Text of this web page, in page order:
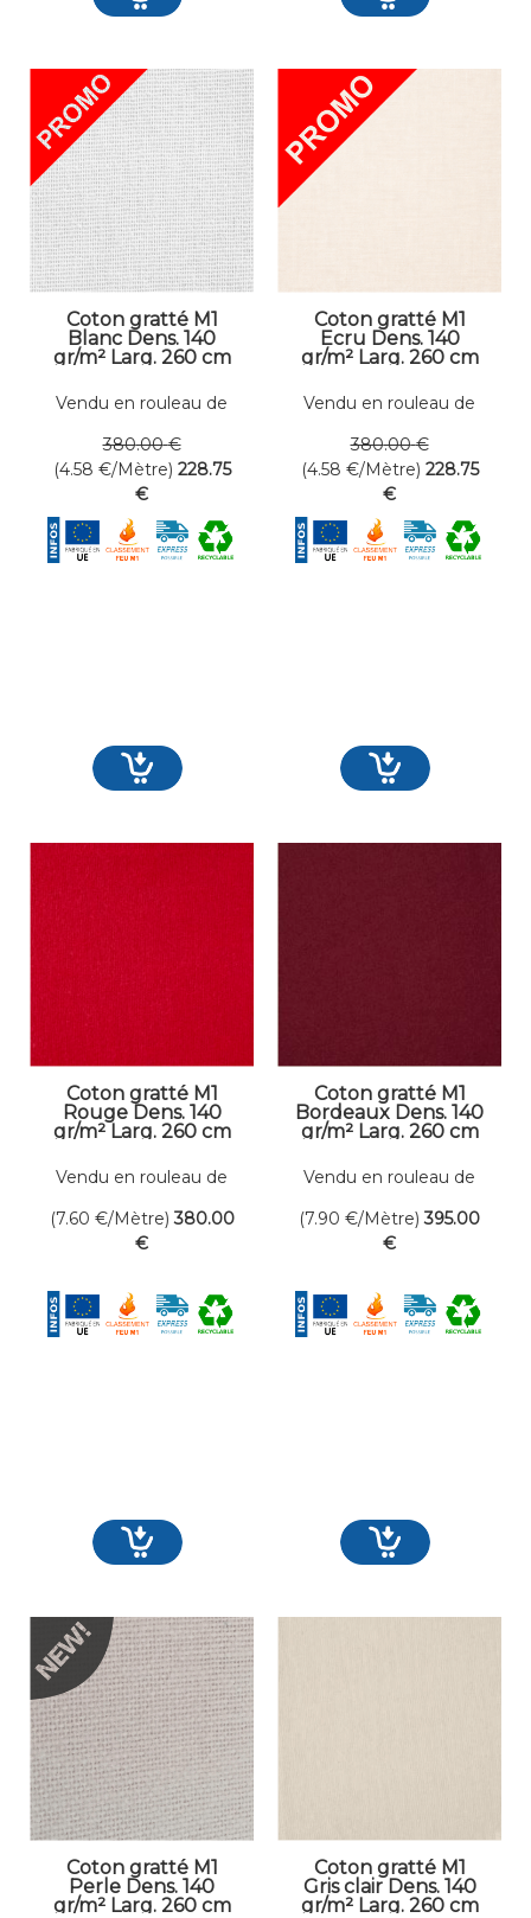
Coton gratté M1
Blanc Dens. 140
gr/m² Larg. 260 cm
Vendu en rouleau de
380.00 €
(4.58 €/Mètre) 228.75
€
Coton gratté M1
Ecru Dens. 140
gr/m² Larg. 260 cm
Vendu en rouleau de
380.00 €
(4.58 €/Mètre) 228.75
€
Coton gratté M1
Rouge Dens. 140
gr/m² Larg. 260 cm
Vendu en rouleau de
(7.60 €/Mètre) 380.00
€
Coton gratté M1
Bordeaux Dens. 140
gr/m² Larg. 260 cm
Vendu en rouleau de
(7.90 €/Mètre) 395.00
€
Coton gratté M1
Perle Dens. 140
gr/m² Larg. 260 cm
Coton gratté M1
Gris clair Dens. 140
gr/m² Larg. 260 cm